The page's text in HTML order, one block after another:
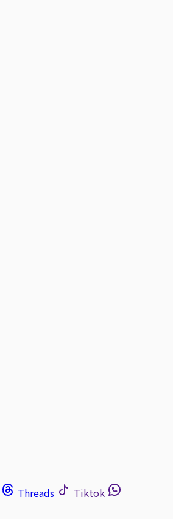
Threads
Tiktok